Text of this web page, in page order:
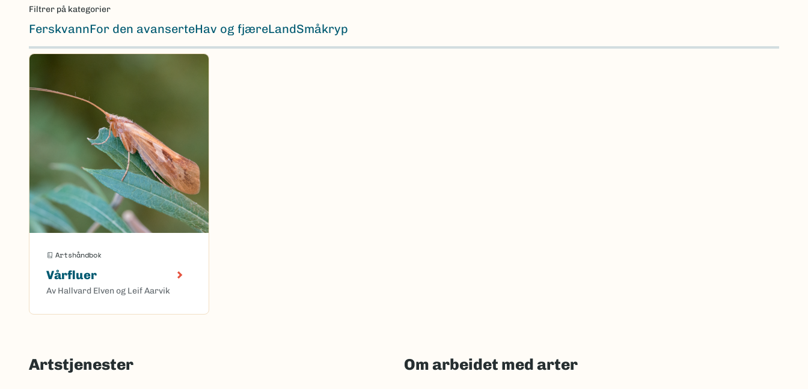
Filtrer på kategorier
FerskvannFor den avanserteHav og fjæreLandSmåkryp
Artshåndbok
Vårfluer
Av Hallvard Elven og Leif Aarvik
Artstjenester Om arbeidet med arter